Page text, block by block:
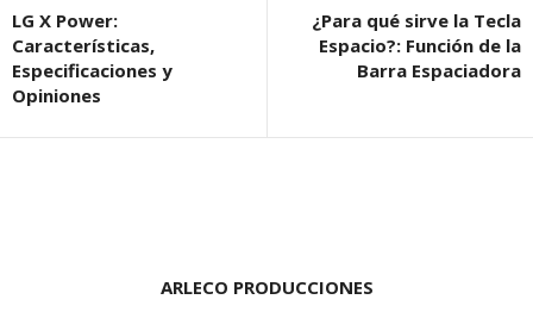
LG X Power:
Características,
Especificaciones y
Opiniones
¿Para qué sirve la Tecla
Espacio?: Función de la
Barra Espaciadora
ARLECO PRODUCCIONES